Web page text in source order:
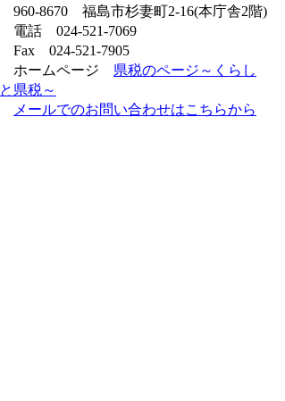
960-8670 福島市杉妻町2-16(本庁舎2階)
電話 024-521-7069
Fax 024-521-7905
ホームページ 県税のページ～くらし
と県税～
メールでのお問い合わせはこちらから